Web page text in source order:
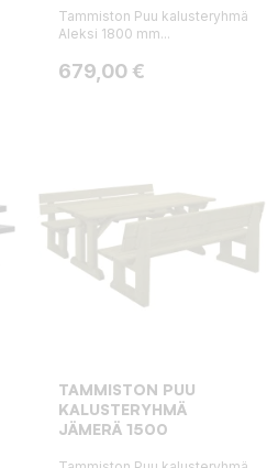
Tammiston Puu kalusteryhmä
Aleksi 1800 mm...
Hinta
679,00 €
TAMMISTON PUU
KALUSTERYHMÄ
JÄMERÄ 1500